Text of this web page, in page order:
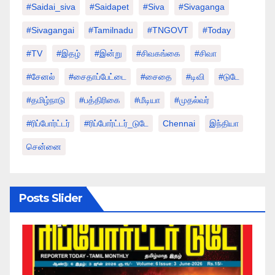
#saidai_siva #saidapet #Siva #Sivaganga
#sivagangai #tamilnadu #TNGOVT #today
#TV #இதழ் #இன்று #சிவகங்கை #சிவா
#சேனல் #சைதாப்பேட்டை #சைதை #டிவி #டுடே
#தமிழ்நாடு #பத்திரிகை #மீடியா #முதல்வர்
#ரிப்போர்ட்டர் #ரிப்போர்ட்டர்_டுடே Chennai இந்தியா
சென்னை
Posts Slider